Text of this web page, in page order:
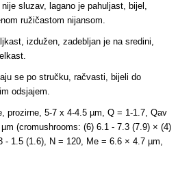
sluzav, lagano je pahuljast, bijel,
ružičastom nijansom.
izdužen, zadebljan je na sredini,
se po stručku, račvasti, bijeli do
odsjajem.
prozirne, 5-7 x 4-4.5 µm, Q = 1-1.7, Qav
(cromushrooms: (6) 6.1 - 7.3 (7.9) × (4)
- 1.5 (1.6), N = 120, Me = 6.6 × 4.7 µm,